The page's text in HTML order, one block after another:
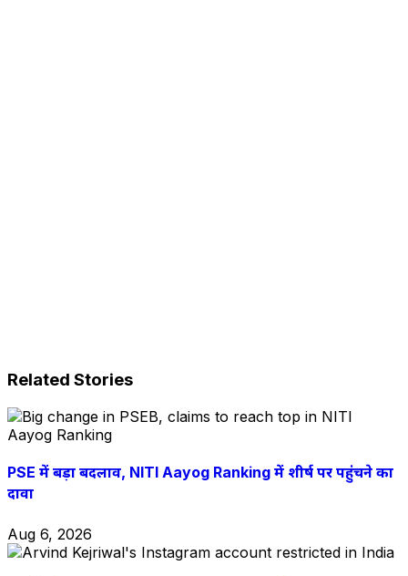
Related Stories
PSE में बड़ा बदलाव, NITI Aayog Ranking में शीर्ष पर पहुंचने का
दावा
Aug 6, 2026